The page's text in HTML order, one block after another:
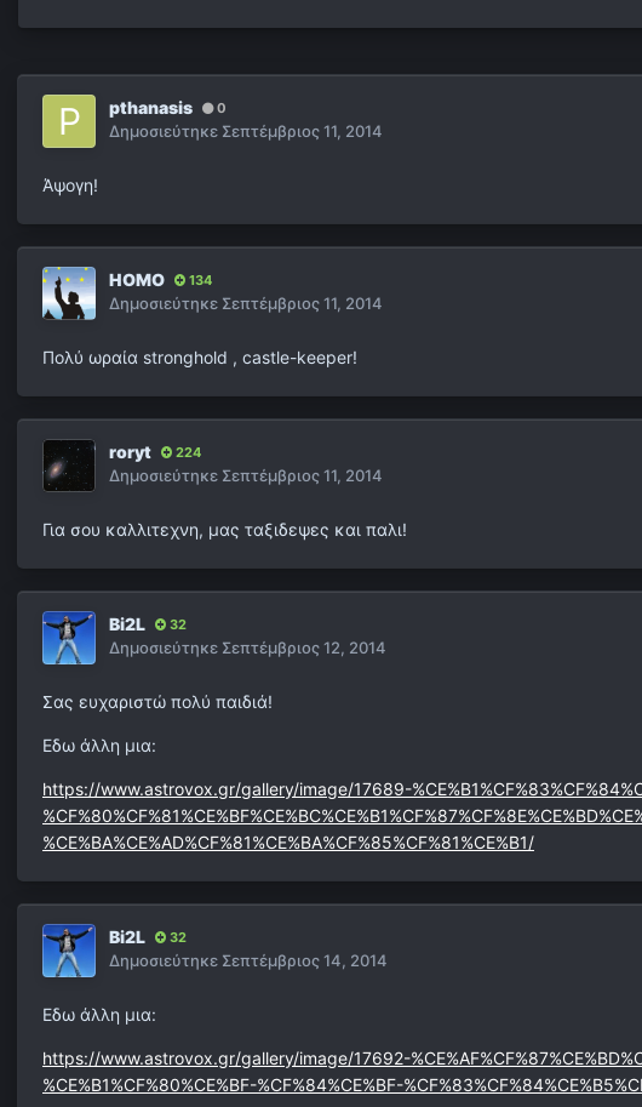
pthanasis 0
Δημοσιεύτηκε Σεπτέμβριος 11, 2014
Άψογη!
HOMO 134
Δημοσιεύτηκε Σεπτέμβριος 11, 2014
Πολύ ωραία stronghold , castle-keeper!
roryt 224
Δημοσιεύτηκε Σεπτέμβριος 11, 2014
Για σου καλλιτεχνη, μας ταξιδεψες και παλι!
Bi2L 32
Δημοσιεύτηκε Σεπτέμβριος 12, 2014
Σας ευχαριστώ πολύ παιδιά!
Εδω άλλη μια:
https://www.astrovox.gr/gallery/image/17689-
%CE%BA%CE%AD%CF%81%CE%BA%CF%85%CF%81%CE%B1/
Bi2L 32
Δημοσιεύτηκε Σεπτέμβριος 14, 2014
Εδω άλλη μια:
https://www.astrovox.gr/gallery/image/17692-
%CE%B1%CF%80%CE%BF-%CF%84%CE%BF-